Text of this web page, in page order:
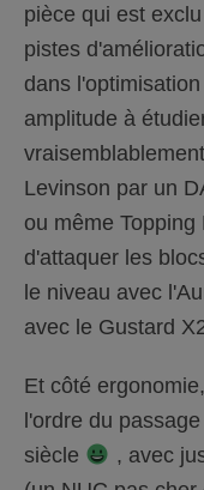
pièce qui est
pistes
dans
amplitude à
Levinson par un
ou même
d'attaquer les
le niveau avec
avec le Gustard
Et côté
l'ordre du
siècle
, avec